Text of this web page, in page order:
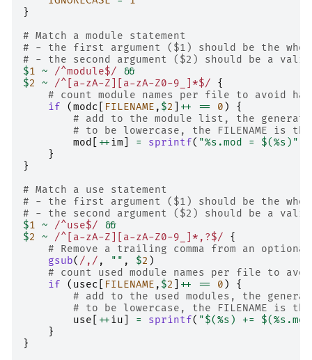
}
# Match a module statement
# - the first argument ($1) should be the
# - the second argument ($2) should be a valid
$1 ~ /^module$/
&&
$2 ~ /^[a-zA-Z][a-zA-Z0-9_]*$/
{
# count module names per file to avoid
if
(modc FILENAME , $2 ++ == 0 )
{
# add to the module list, the
# to be lowercase, the FILENAME is
mod
++im = sprintf( "%s.mod = $(%s)"
}
}
# Match a use statement
# - the first argument ($1) should be the
# - the second argument ($2) should be a valid
$1 ~ /^use$/
&&
$2 ~ /^[a-zA-Z][a-zA-Z0-9_]*,?$/
{
# Remove a trailing comma from an
gsub( /,/ , "" , $2 )
# count used module names per file to
if
( usec FILENAME , $2 ++ == 0 )
{
# add to the used modules, the
# to be lowercase, the FILENAME is
use
++iu = sprintf( "$(%s) +=
}
}